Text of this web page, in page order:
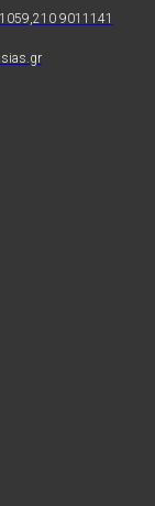
9011141